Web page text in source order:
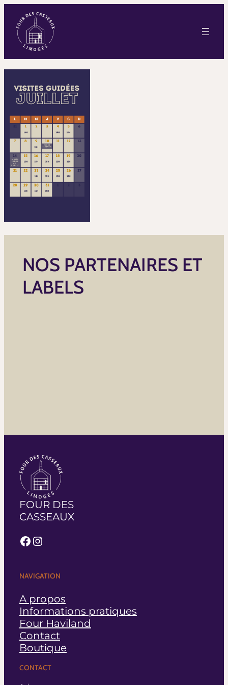
NOS PARTENAIRES ET
LABELS
FOUR DES
CASSEAUX
Facebook
Instagram
NAVIGATION
A propos
Informations pratiques
Four Haviland
Contact
Boutique
CONTACT